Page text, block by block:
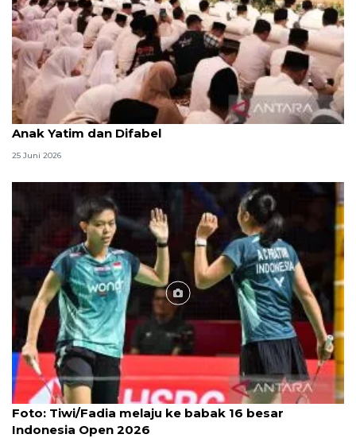
Menag jadikan setiap 10 Muharam sebagai Lebaran
Anak Yatim dan Difabel
25 Juni 2026
Foto
Foto: Tiwi/Fadia melaju ke babak 16 besar
Indonesia Open 2026